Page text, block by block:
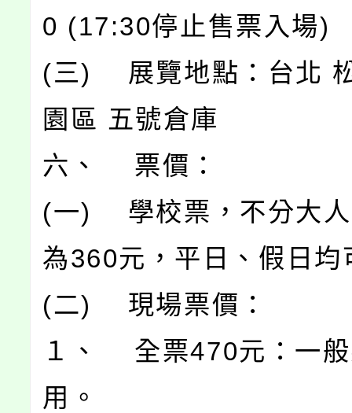
0 (17:30停止售票入場)
(三) 展覽地點：台北
園區 五號倉庫
六、 票價：
(一) 學校票，不分大人
為360元，平日、假日均
(二) 現場票價：
１、 全票470元：一般
用。